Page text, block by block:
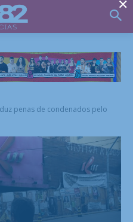
penas de condenados pelo